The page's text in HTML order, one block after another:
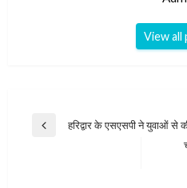
View all
Post
Previous
हरिद्वार के एसएसपी ने युवाओं से